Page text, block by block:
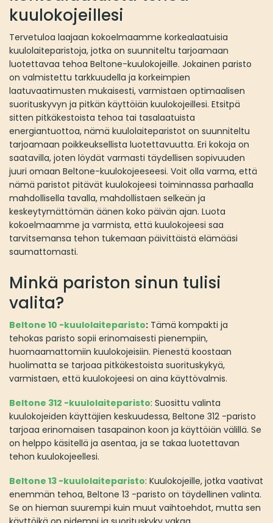
kuulokojeillesi
Tervetuloa laajaan kokoelmaamme korkealaatuisia
kuulolaiteparistoja, jotka on suunniteltu tarjoamaan
luotettavaa tehoa Beltone-kuulokojeille. Jokainen paristo
on valmistettu tarkkuudella ja korkeimpien
laatuvaatimusten mukaisesti, varmistaen optimaalisen
suorituskyvyn ja pitkän käyttöiän kuulokojeillesi. Etsitpä
sitten pitkäkestoista tehoa tai tasalaatuista
energiantuottoa, nämä kuulolaiteparistot on suunniteltu
tarjoamaan poikkeuksellista luotettavuutta. Eri kokoja on
saatavilla, joten löydät varmasti täydellisen sopivuuden
juuri omaan Beltone-kuulokojeeseesi. Voit olla varma, että
nämä paristot pitävät kuulokojeesi toiminnassa parhaalla
mahdollisella tavalla, mahdollistaen selkeän ja
keskeytymättömän äänen koko päivän ajan. Luota
kokoelmaamme ja varmista, että kuulokojeesi saa
tarvitsemansa tehon tukemaan päivittäistä elämääsi
saumattomasti.
Minkä pariston sinun tulisi
valita?
Beltone 10 -kuulolaiteparisto: Tämä kompakti ja
tehokas paristo sopii erinomaisesti pienempiin,
huomaamattomiin kuulokojeisiin. Pienestä koostaan
huolimatta se tarjoaa pitkäkestoista suorituskykyä,
varmistaen, että kuulokojeesi on aina käyttövalmis.
Beltone 312 -kuulolaiteparisto: Suosittu valinta
kuulokojeiden käyttäjien keskuudessa, Beltone 312 -paristo
tarjoaa erinomaisen tasapainon koon ja käyttöiän välillä. Se
on helppo käsitellä ja asentaa, ja se takaa luotettavan
tehon kuulokojeellesi.
Beltone 13 -kuulolaiteparisto: Kuulokojeille, jotka vaativat
enemmän tehoa, Beltone 13 -paristo on täydellinen valinta.
Se on hieman suurempi kuin muut vaihtoehdot, mutta sen